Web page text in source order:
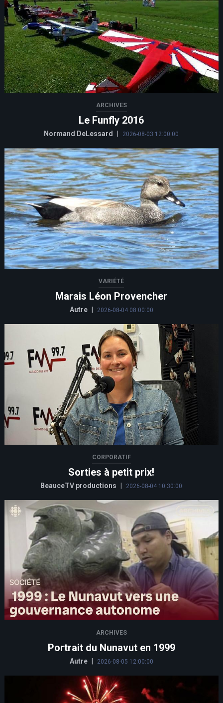
ARCHIVES
Le Funfly 2016
Normand DeLessard 2026-08-03 12:00:00
VARIÉTÉ
Marais Léon Provencher
Autre 2026-08-04 08:00:00
CORPORATIF
Sorties à petit prix!
BeauceTV productions | 2026-08-04 10:30:00
ARCHIVES
Portrait du Nunavut en 1999
Autre 2026-08-05 12:00:00